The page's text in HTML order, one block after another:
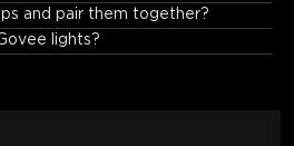
and pair them together?
lights?